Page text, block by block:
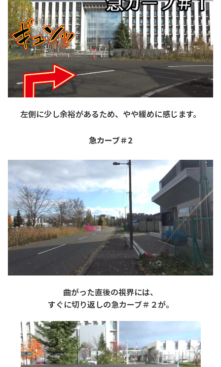
左側に少し余裕があるため、やや緩めに感じます。
急カーブ＃2
曲がった直後の視界には、
すぐに切り返しの急カーブ＃２が。